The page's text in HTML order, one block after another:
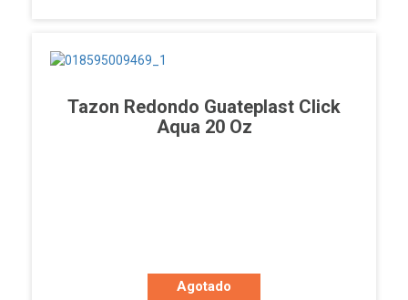
Tazon Redondo Guateplast Click
Aqua 20 Oz
Agotado